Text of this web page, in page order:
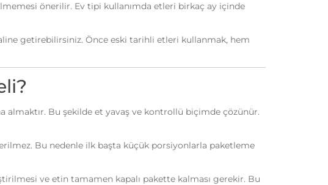
önerilir. Ev tipi kullanımda etleri birkaç ay içinde
getirebilirsiniz. Önce eski tarihli etleri kullanmak, hem
almaktır. Bu şekilde et yavaş ve kontrollü biçimde çözünür.
Bu nedenle ilk başta küçük porsiyonlarla paketleme
ve etin tamamen kapalı pakette kalması gerekir. Bu